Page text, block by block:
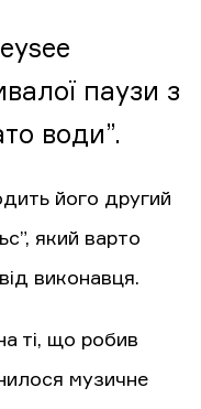
паузи з
води”.
його другий
який варто
виконавця.
ті, що робив
музичне